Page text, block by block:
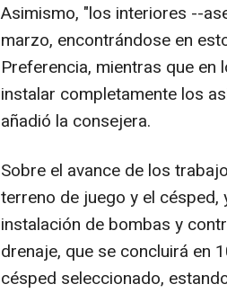
Asimismo, "los interiores --
marzo, encontrándose en
Preferencia, mientras que
instalar completamente los
añadió la consejera.
Sobre el avance de los
terreno de juego y el
instalación de bombas y
drenaje, que se concluirá en
césped seleccionado,